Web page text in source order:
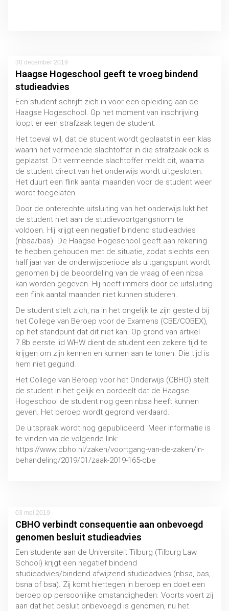
Doubleren en bevordering
PO / VO
Numerus fixus en Wet toelatingsrecht
MBO / HBO / WO
Functiebeperking
30 december 2019
Haagse Hogeschool geeft te vroeg bindend
studieadvies
Een student schrijft zich in voor een opleiding aan de
Haagse Hogeschool. Op het moment van inschrijving
loopt er een strafzaak tegen de student.
Het toeval wil, dat de student wordt geplaatst in een klas
waarin het vermeende slachtoffer in die strafzaak ook is
geplaatst. Dit vermeende slachtoffer meldt dit, waarna
de student direct van het onderwijs wordt uitgesloten.
Het duurt een flink aantal maanden voor de student weer
wordt toegelaten.
Door de onterechte uitsluiting van het onderwijs lukt het
de student niet aan de studievoortgangsnorm te
voldoen. Hij krijgt een negatief bindend studieadvies
(nbsa/bas). De Haagse Hogeschool geeft aan rekening
te hebben gehouden met de situatie, zodat slechts een
half jaar van de onderwijsperiode als uitgangspunt wordt
genomen bij de beoordeling van de vraag of een nbsa
kan worden gegeven. Hij heeft immers door de uitsluiting
een flink aantal maanden niet kunnen studeren.
De student stelt zich, na in het ongelijk te zijn gesteld bij
het College van Beroep voor de Examens (CBE/COBEX),
op het standpunt dat dit niet kan. Op grond van artikel
7.8b eerste lid WHW dient de student een zekere tijd te
krijgen om zijn kennen en kunnen aan te tonen. Die tijd is
hem niet gegund.
Het College van Beroep voor het Onderwijs (CBHO) stelt
de student in het gelijk en oordeelt dat de Haagse
Hogeschool de student nog geen nbsa heeft kunnen
geven. Het beroep wordt gegrond verklaard.
De uitspraak wordt nog gepubliceerd. Meer informatie is
te vinden via de volgende link:
https://www.cbho.nl/zaken/voortgang-van-de-zaken/in-
behandeling/2019/01/zaak-2019-165-cbe
03 mei 2019
CBHO verbindt consequentie aan onbevoegd
genomen besluit studieadvies
Een studente aan de Universiteit Tilburg (Tilburg Law
School) krijgt een negatief bindend
studieadvies/bindend afwijzend studieadvies (nbsa, bas,
bsna of bsa). Zij komt hiertegen in beroep en doet een
beroep op persoonlijke omstandigheden. Voorts voert zij
aan dat het besluit onbevoegd is genomen, nu het